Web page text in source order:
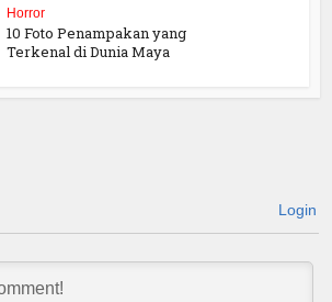
Horror
10 Foto Penampakan yang
Terkenal di Dunia Maya
Login